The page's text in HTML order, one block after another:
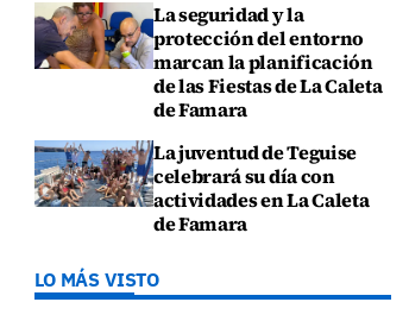
La seguridad y la
protección del entorno
marcan la planificación
de las Fiestas de La Caleta
de Famara
La juventud de Teguise
celebrará su día con
actividades en La Caleta
de Famara
LO MÁS VISTO